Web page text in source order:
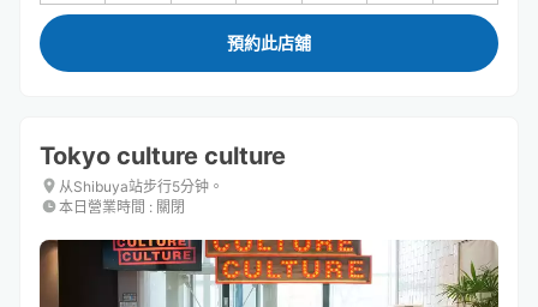
預約此店舖
Tokyo culture culture
从Shibuya站步行5分钟。
本日營業時間 : 關閉